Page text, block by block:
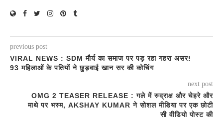
previous post
VIRAL NEWS : SDM मौर्य का समाज पर पड़ रहा गहरा असर!
93 महिलाओं के पतियों ने छुड़वाई खान सर की कोचिंग
next post
OMG 2 TEASER RELEASE : गले में रुद्राक्ष और चेहरे और
माथे पर भस्म, AKSHAY KUMAR ने सोशल मीडिया पर एक छोटी
सी वीडियो पोस्ट की